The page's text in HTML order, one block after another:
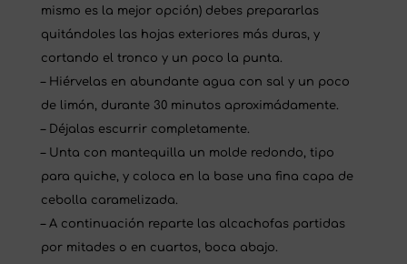
mismo es la mejor opción) debes prepararlas
quitándoles las hojas exteriores más duras, y
cortando el tronco y un poco la punta.
– Hiérvelas en abundante agua con sal y un poco
de limón, durante 30 minutos aproximádamente.
– Déjalas escurrir completamente.
– Unta con mantequilla un molde redondo, tipo
para quiche, y coloca en la base una fina capa de
cebolla caramelizada.
– A continuación reparte las alcachofas partidas
por mitades o en cuartos, boca abajo.